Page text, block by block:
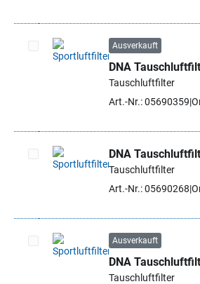
Artikel auswählen
Ausverkauft
DNA
Tauschluftfilter
Art.-Nr.: 05690359
Artikel auswählen
DNA
Tauschluftfilter
Art.-Nr.: 05690268
Artikel auswählen
Ausverkauft
DNA
Tauschluftfilter